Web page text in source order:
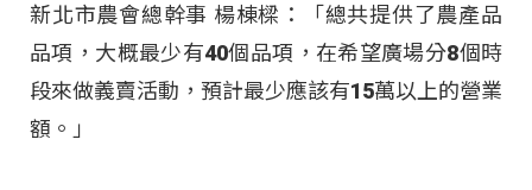
新北市農會總幹事 楊棟樑：「總共提供了農產品
品項，大概最少有40個品項，在希望廣場分8個時
段來做義賣活動，預計最少應該有15萬以上的營業
額。」